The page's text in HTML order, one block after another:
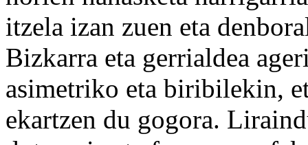
itzela izan zuen eta
Bizkarra eta gerrialdea
asimetriko eta biribilekin,
ekartzen du gogora.